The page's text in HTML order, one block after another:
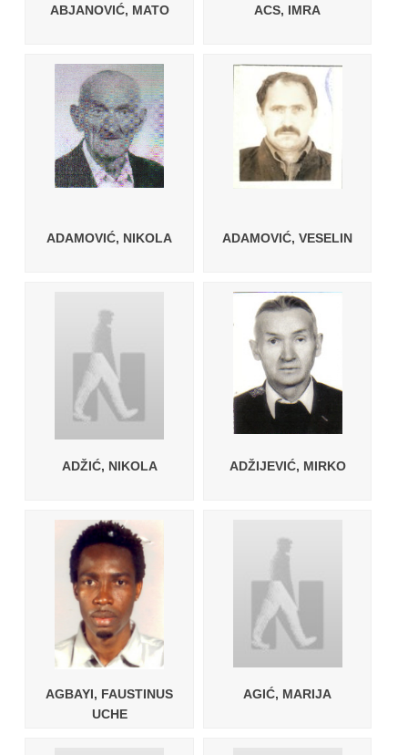
ABJANOVIĆ, MATO ACS, IMRA
ADAMOVIĆ, NIKOLA ADAMOVIĆ, VESELIN
ADŽIĆ, NIKOLA ADŽIJEVIĆ, MIRKO
AGBAYI, FAUSTINUS
UCHE
AGIĆ, MARIJA